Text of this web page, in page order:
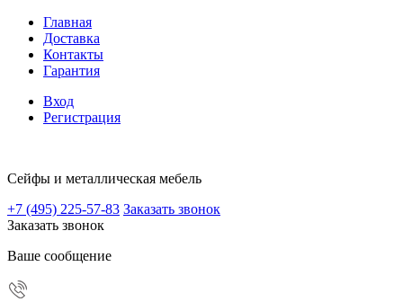
Главная
Доставка
Контакты
Гарантия
Вход
Регистрация
Сейфы и металлическая мебель
+7 (495) 225-57-83 Заказать звонок
Заказать звонок
Ваше сообщение